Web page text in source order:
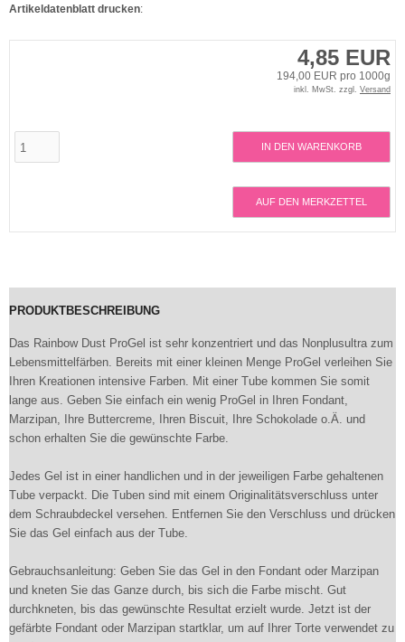
4,85 EUR
194,00 EUR pro 1000g
inkl. MwSt. zzgl. Versand
IN DEN WARENKORB
AUF DEN MERKZETTEL
Artikeldatenblatt drucken:
PRODUKTBESCHREIBUNG
Das Rainbow Dust ProGel ist sehr konzentriert und das Nonplusultra zum
Lebensmittelfärben. Bereits mit einer kleinen Menge ProGel verleihen Sie
Ihren Kreationen intensive Farben. Mit einer Tube kommen Sie somit
lange aus. Geben Sie einfach ein wenig ProGel in Ihren Fondant,
Marzipan, Ihre Buttercreme, Ihren Biscuit, Ihre Schokolade o.Ä. und
schon erhalten Sie die gewünschte Farbe.
Jedes Gel ist in einer handlichen und in der jeweiligen Farbe gehaltenen
Tube verpackt. Die Tuben sind mit einem Originalitätsverschluss unter
dem Schraubdeckel versehen. Entfernen Sie den Verschluss und drücken
Sie das Gel einfach aus der Tube.
Gebrauchsanleitung: Geben Sie das Gel in den Fondant oder Marzipan
und kneten Sie das Ganze durch, bis sich die Farbe mischt. Gut
durchkneten, bis das gewünschte Resultat erzielt wurde. Jetzt ist der
gefärbte Fondant oder Marzipan startklar, um auf Ihrer Torte verwendet zu